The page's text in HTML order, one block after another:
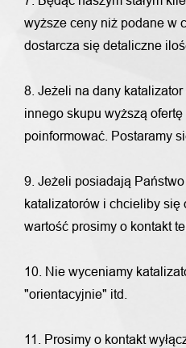
wyższe ceny niż podane w
dostarcza się detaliczne
8. Jeżeli na dany
innego skupu wyższą
poinformować. Postaramy
9. Jeżeli posiadają
katalizatorów i chcieliby
wartość prosimy o kontakt
10. Nie wyceniamy
"orientacyjnie" itd.
11. Prosimy o kontakt